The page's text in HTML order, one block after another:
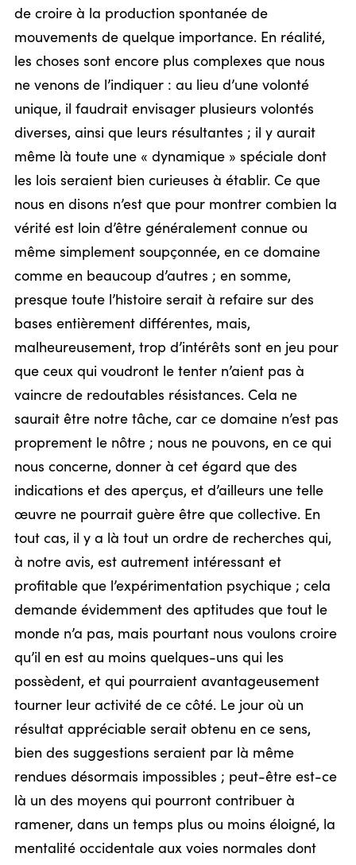
de croire à la production spontanée de
mouvements de quelque importance. En réalité,
les choses sont encore plus complexes que nous
ne venons de l’indiquer : au lieu d’une volonté
unique, il faudrait envisager plusieurs volontés
diverses, ainsi que leurs résultantes ; il y aurait
même là toute une « dynamique » spéciale dont
les lois seraient bien curieuses à établir. Ce que
nous en disons n’est que pour montrer combien la
vérité est loin d’être généralement connue ou
même simplement soupçonnée, en ce domaine
comme en beaucoup d’autres ; en somme,
presque toute l’histoire serait à refaire sur des
bases entièrement différentes, mais,
malheureusement, trop d’intérêts sont en jeu pour
que ceux qui voudront le tenter n’aient pas à
vaincre de redoutables résistances. Cela ne
saurait être notre tâche, car ce domaine n’est pas
proprement le nôtre ; nous ne pouvons, en ce qui
nous concerne, donner à cet égard que des
indications et des aperçus, et d’ailleurs une telle
œuvre ne pourrait guère être que collective. En
tout cas, il y a là tout un ordre de recherches qui,
à notre avis, est autrement intéressant et
profitable que l’expérimentation psychique ; cela
demande évidemment des aptitudes que tout le
monde n’a pas, mais pourtant nous voulons croire
qu’il en est au moins quelques-uns qui les
possèdent, et qui pourraient avantageusement
tourner leur activité de ce côté. Le jour où un
résultat appréciable serait obtenu en ce sens,
bien des suggestions seraient par là même
rendues désormais impossibles ; peut-être est-ce
là un des moyens qui pourront contribuer à
ramener, dans un temps plus ou moins éloigné, la
mentalité occidentale aux voies normales dont